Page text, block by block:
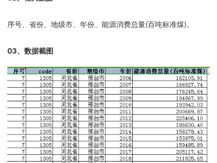
序号、省份、地级市、年份、能源消费总量(百吨标准煤)。
03、数据截图